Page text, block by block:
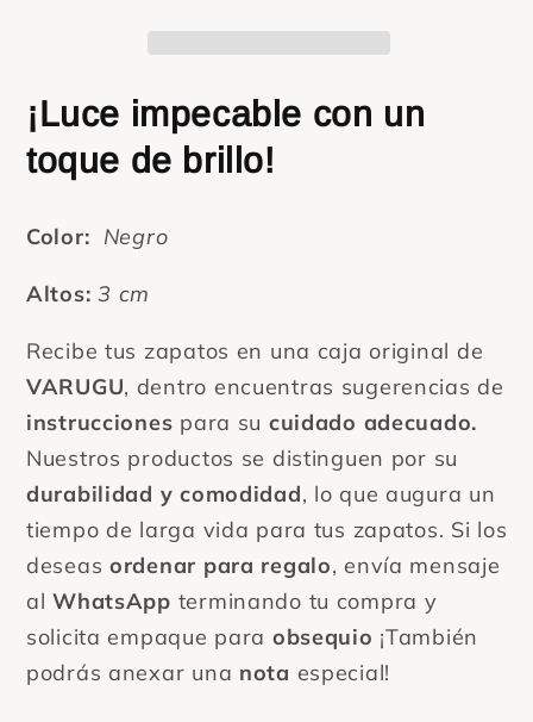
y
doble
¡Luce impecable con un
toque de brillo!
Color: Negro
Altos:3 cm
Recibe tus zapatos en una caja original de
VARUGU, dentro encuentras sugerencias de
instrucciones para su cuidado adecuado.
Nuestros productos se distinguen por su
durabilidad y comodidad, lo que augura un
tiempo de larga vida para tus zapatos. Si los
deseasordenar para regalo, envía mensaje
alWhatsApp terminando tu compra y
solicita empaque para obsequio ¡También
podrás anexar una nota especial!